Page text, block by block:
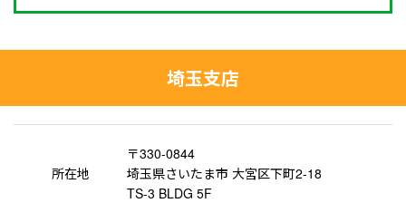
埼玉支店
所在地
〒330-0844
埼玉県さいたま市 大宮区下町2-18
TS-3 BLDG 5F